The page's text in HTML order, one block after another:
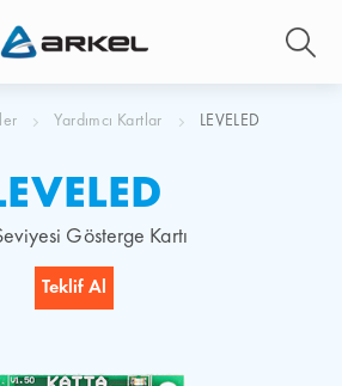
Yardımcı Kartlar LEVELED
Gösterge Kartı